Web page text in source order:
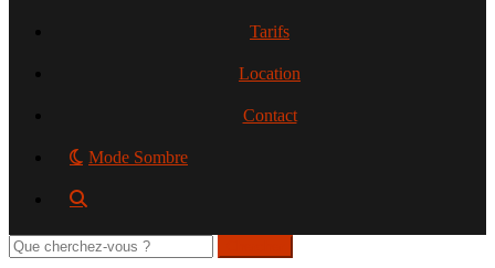
Tarifs
Location
Contact
Mode Sombre
Rechercher
sur